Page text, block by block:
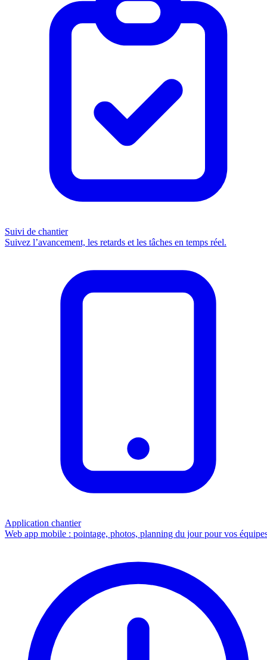
Suivi de chantier
Suivez l’avancement, les retards et les tâches en temps réel.
Application chantier
Web app mobile : pointage, photos, planning du jour pour vos